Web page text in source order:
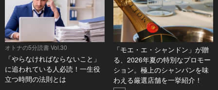
オトナの5分読書 Vol.30
「やらなければならないこと」
に追われている人必読！一生役
立つ時間の法則とは
「モエ・エ・シャンドン」が贈
る、2026年夏の特別なプロモー
ション。極上のシャンパンを味
わえる厳選店舗を一挙紹介！